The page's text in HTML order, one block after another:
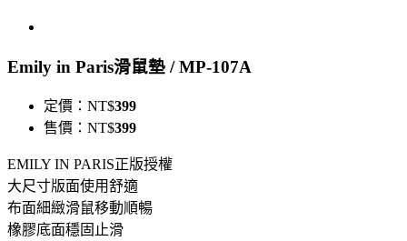
Emily in Paris滑鼠墊 / MP-107A
定價： NT$399
售價： NT$399
EMILY IN PARIS正版授權
大尺寸版面使用舒適
布面細緻滑鼠移動順暢
橡膠底面穩固止滑